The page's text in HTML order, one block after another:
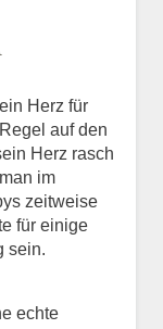
Herz für
auf den
Herz rasch
im
zeitweise
für einige
sein.
echte